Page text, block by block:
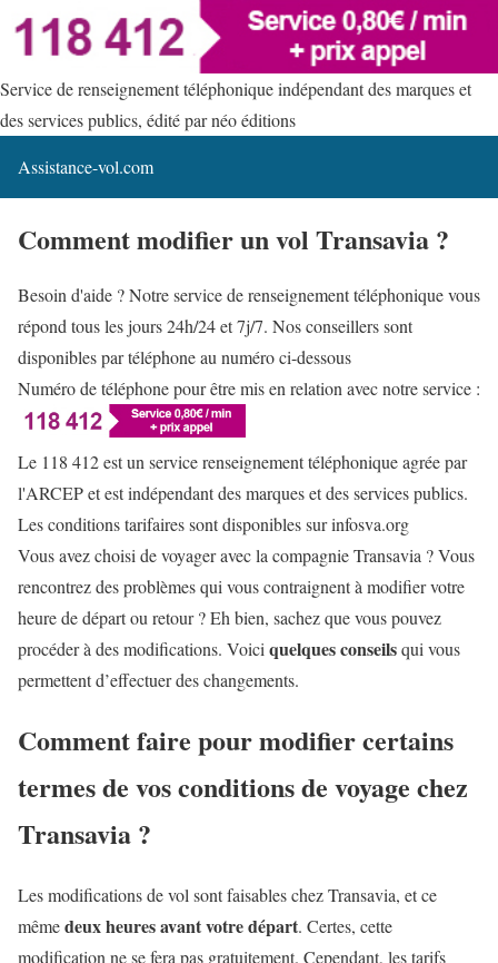
Service de renseignement téléphonique indépendant des marques et
des services publics, édité par néo éditions
Assistance-vol.com
Comment modifier un vol Transavia ?
Besoin d'aide ? Notre service de renseignement téléphonique vous
répond tous les jours 24h/24 et 7j/7. Nos conseillers sont
disponibles par téléphone au numéro ci-dessous
Numéro de téléphone pour être mis en relation avec notre service :
Le 118 412 est un service renseignement téléphonique agrée par
l'ARCEP et est indépendant des marques et des services publics.
Les conditions tarifaires sont disponibles sur infosva.org
Vous avez choisi de voyager avec la compagnie Transavia ? Vous
rencontrez des problèmes qui vous contraignent à modifier votre
heure de départ ou retour ? Eh bien, sachez que vous pouvez
procéder à des modifications. Voici quelques conseilsqui vous
permettent d’effectuer des changements.
Comment faire pour modifier certains
termes de vos conditions de voyage chez
Transavia ?
Les modifications de vol sont faisables chez Transavia, et ce
mêmedeux heures avant votre départ. Certes, cette
modification ne se fera pas gratuitement. Cependant, les tarifs